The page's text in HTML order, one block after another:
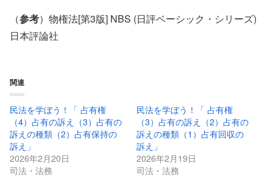
（参考）物権法[第3版] NBS (日評ベーシック・シリーズ)
日本評論社
関連
民法を学ぼう！「 占有権
（4）占有の訴え（3）占有の
訴えの種類（2）占有保持の
訴え」
2026年2月20日
司法・法務
民法を学ぼう！「 占有権
（3）占有の訴え（2）占有の
訴えの種類（1）占有回収の
訴え」
2026年2月19日
司法・法務